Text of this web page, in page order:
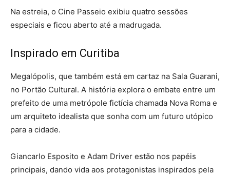
Na estreia, o Cine Passeio exibiu quatro sessões
especiais e ficou aberto até a madrugada.
Inspirado em Curitiba
Megalópolis, que também está em cartaz na Sala Guarani,
no Portão Cultural. A história explora o embate entre um
prefeito de uma metrópole fictícia chamada Nova Roma e
um arquiteto idealista que sonha com um futuro utópico
para a cidade.
Giancarlo Esposito e Adam Driver estão nos papéis
principais, dando vida aos protagonistas inspirados pela